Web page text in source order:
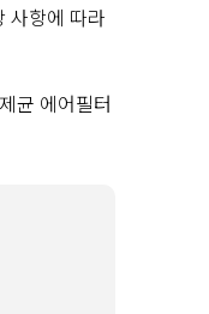
사항에 따라
균 에어필터